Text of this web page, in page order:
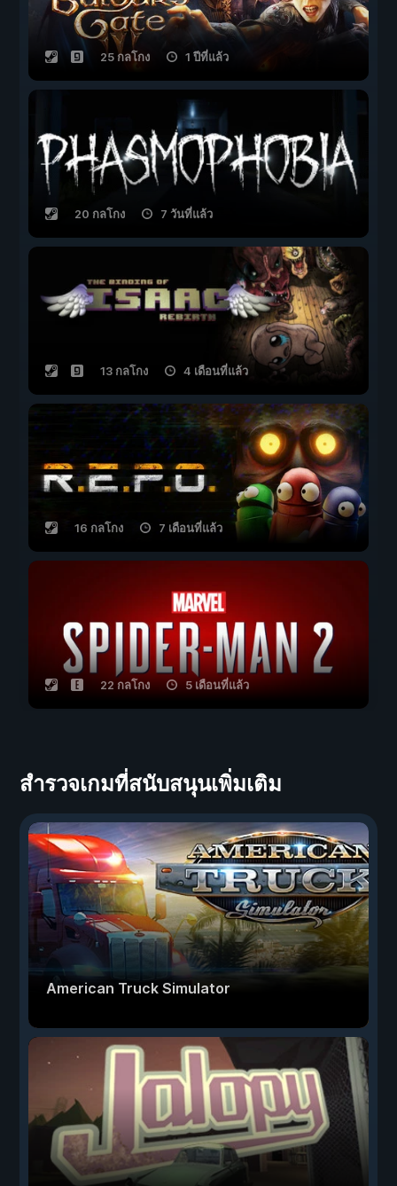
25 กลโกง 1 ปีที่แล้ว
20 กลโกง 7 วันที่แล้ว
13 กลโกง 4 เดือนที่แล้ว
16 กลโกง 7 เดือนที่แล้ว
22 กลโกง 5 เดือนที่แล้ว
สำรวจเกมที่สนับสนุนเพิ่มเติม
American Truck Simulator